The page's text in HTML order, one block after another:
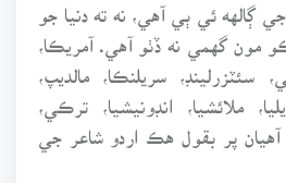
ڳالهه ئي ٻي آهي، نه ته دنيا جو
مون گهمي نه ڏٺو آهي. آمريڪا،
سئٽزرلينڊ، سريلنڪا، مالديپ،
ملائشيا، انڊونيشيا، ترڪي،
آهيان پر بقول هڪ اردو شاعر جي